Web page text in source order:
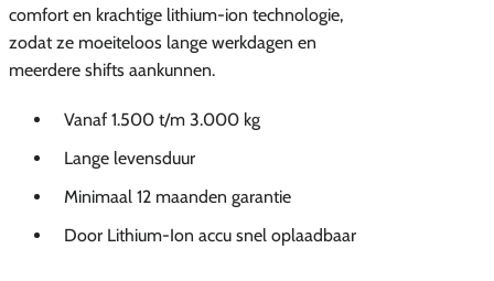
comfort en krachtige lithium-ion technologie,
zodat ze moeiteloos lange werkdagen en
meerdere shifts aankunnen.
Vanaf 1.500 t/m 3.000 kg
Lange levensduur
Minimaal 12 maanden garantie
Door Lithium-Ion accu snel oplaadbaar